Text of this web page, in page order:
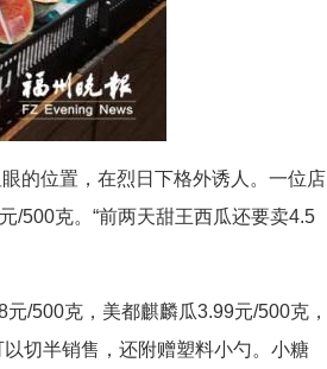
的位置，在烈日下格外诱人。一位店
/500克。“前两天甜王西瓜还要卖4.5
/500克，美都麒麟瓜3.99元/500克，
切半销售，还附赠塑料小勺。小糖